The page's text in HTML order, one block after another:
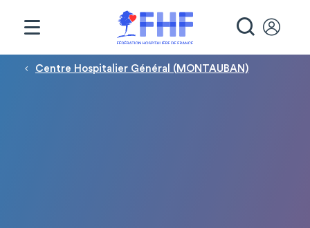
Fil d'Ariane
Centre Hospitalier Général (MONTAUBAN)
Panneau de gestion des cookies